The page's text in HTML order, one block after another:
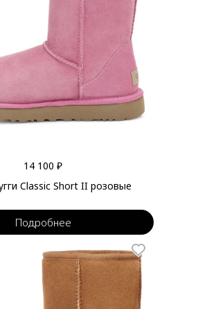
14 100 ₽
Classic Short II розовые
Подробнее